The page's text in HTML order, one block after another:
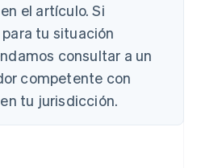
el artículo. Si
tu situación
consultar a un
competente con
tu jurisdicción.